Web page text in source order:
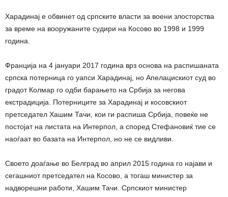
Харадинај е обвинет од српските власти за воени злосторства
за време на вооружаните судири на Косово во 1998 и 1999
година.
Франција на 4 јануари 2017 година врз основа на распишаната
српска потерница го уапси Харадинај, но Апелацискиот суд во
градот Колмар го одби барањето на Србија за негова
екстрадиција. Потерниците за Харадинај и косовскиот
претседател Хашим Тачи, кои ги распиша Србија, повеќе не
постојат на листата на Интерпол, а според Стефановиќ тие се
наоѓаат во базата на Интерпол, но не се видливи.
Своето доаѓање во Белград во април 2015 година го најави и
сегашниот претседател на Косово, а тогаш министер за
надворешни работи, Хашим Тачи. Српскиот министер